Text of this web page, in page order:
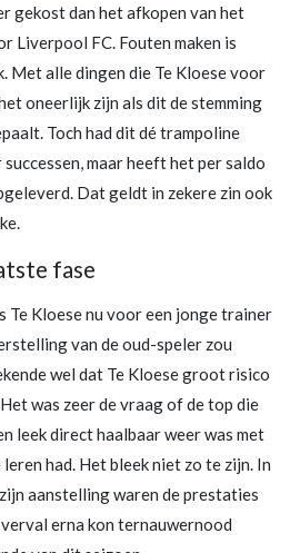
gekost dan het afkopen van het
Liverpool FC. Fouten maken is
Met alle dingen die Te Kloese voor
oneerlijk zijn als dit de stemming
Toch had dit dé trampoline
maar heeft het per saldo
Dat geldt in zekere zin ook
fase
Te Kloese nu voor een jonge trainer
van de oud-speler zou
wel dat Te Kloese groot risico
was zeer de vraag of de top die
leek direct haalbaar weer was met
had. Het bleek niet zo te zijn. In
aanstelling waren de prestaties
erna kon ternauwernood